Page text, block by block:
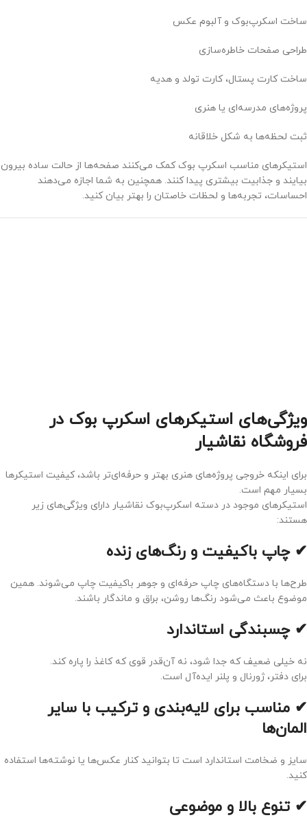
ساخت اسکرپ‌بوک و آلبوم عکس
طراحی صفحات خاطره‌سازی
ساخت کارت پستال، کارت تولد و هدیه
پروژه‌های مدرسه‌ای یا هنری
ثبت لحظه‌ها به شکل خلاقانه
استیکرهای مناسب اسکرپ بوک کمک می‌کنند صفحه‌ها از حالت ساده بیرون
بیایند و جذابیت بیشتری پیدا کنند. همچنین به شما اجازه می‌دهند
احساسات، تجربه‌ها و لحظات خاصتان را بهتر بیان کنید.
ویژگی‌های استیکرهای اسکرپ بوک در
فروشگاه نقاشیار
برای اینکه خروجی پروژه‌های هنری بهتر و حرفه‌ای‌تر باشد، کیفیت استیکرها
بسیار مهم است.
استیکرهای موجود در دسته اسکرپ‌بوک نقاشیار دارای ویژگی‌های زیر
هستند:
✔ چاپ باکیفیت و رنگ‌های زنده
طرح‌ها با دستگاه‌های چاپ حرفه‌ای و جوهر باکیفیت چاپ می‌شوند. همین
موضوع باعث می‌شود رنگ‌ها روشن، براق و ماندگار باشند.
✔ چسبندگی استاندارد
نه خیلی ضعیف که جدا شود، نه آن‌قدر قوی که کاغذ را پاره کند.
برای دفتر، ژورنال و پلنر ایده‌آل است.
✔ مناسب برای لایه‌بندی و ترکیب با سایر
المان‌ها
سایز و ضخامت استاندارد است تا بتوانید کنار عکس‌ها یا نوشته‌ها استفاده
کنید.
✔ تنوع بالا و موضوعی